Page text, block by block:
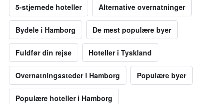
5-stjernede hoteller Alternative overnatninger
Bydele i Hamborg De mest populære byer
Fuldfør din rejse Hoteller i Tyskland
Overnatningssteder i Hamborg Populære byer
Populære hoteller i Hamborg